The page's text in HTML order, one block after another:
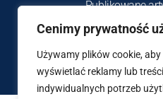
Cenimy prywatność
Używamy plików cookie,
wyświetlać reklamy lub
indywidualnych potrzeb
Publikowane
wskazówki dla
nauczycielom i